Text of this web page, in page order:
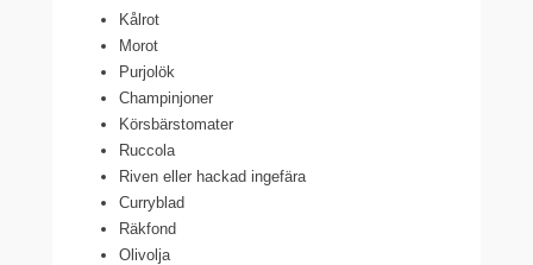
Kålrot
Morot
Purjolök
Champinjoner
Körsbärstomater
Ruccola
Riven eller hackad ingefära
Curryblad
Räkfond
Olivolja